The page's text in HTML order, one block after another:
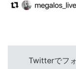
Twitterでフ